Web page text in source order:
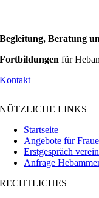
Begleitung, Beratung
Fortbildungen für
Kontakt
NÜTZLICHE LINKS
Startseite
Angebote für
Erstgespräch
Anfrage
RECHTLICHES